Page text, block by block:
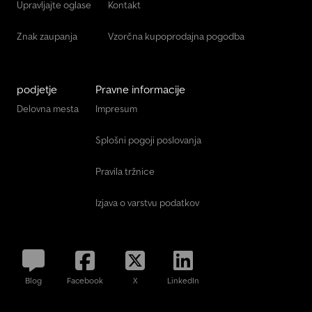
Upravljajte oglase
Znak zaupanja
Kontakt
Vzorčna kupoprodajna pogodba
podjetje
Delovna mesta
Pravne informacije
Impresum
Splošni pogoji poslovanja
Pravila tržnice
Izjava o varstvu podatkov
Blog Facebook X LinkedIn